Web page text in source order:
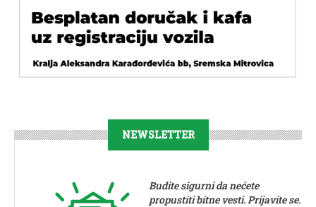
NEWSLETTER
Budite sigurni da nećete
propustiti bitne vesti. Prijavite se.